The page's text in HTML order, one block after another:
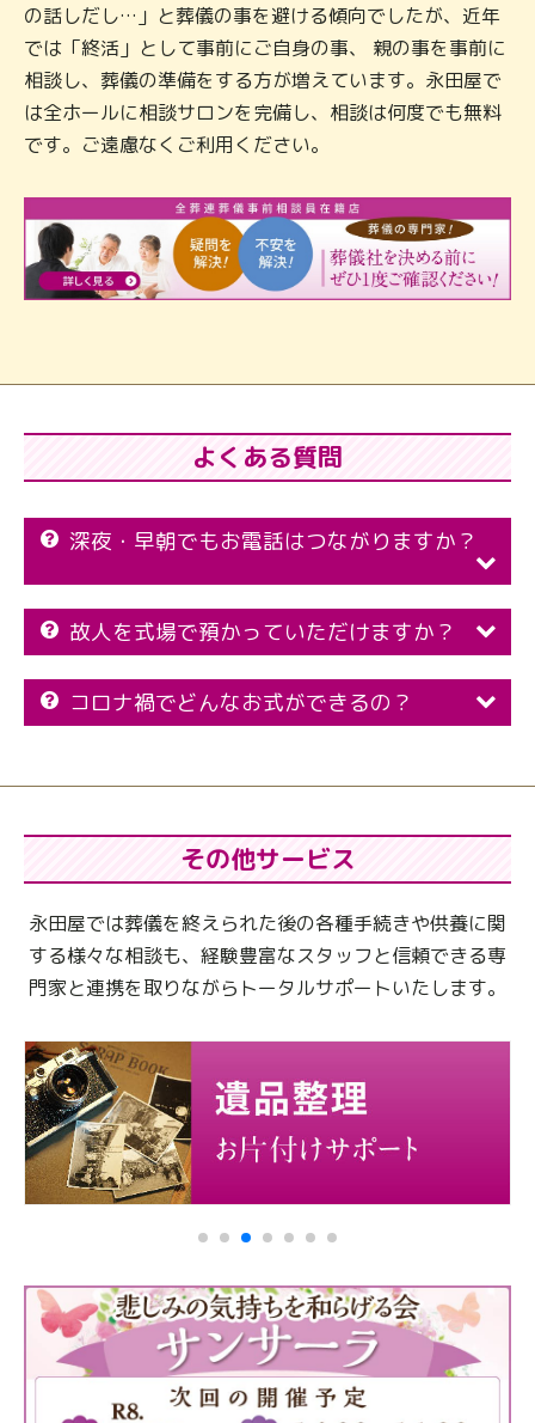
の話しだし…」と葬儀の事を避ける傾向でしたが、近年
では「終活」として事前にご自身の事、 親の事を事前に
相談し、葬儀の準備をする方が増えています。永田屋で
は全ホールに相談サロンを完備し、相談は何度でも無料
です。ご遠慮なくご利用ください。
よくある質問
深夜・早朝でもお電話はつながりますか？
故人を式場で預かっていただけますか？
コロナ禍でどんなお式ができるの？
その他サービス
永田屋では葬儀を終えられた後の各種手続きや供養に関
する様々な相談も、 経験豊富なスタッフと信頼できる専
門家と連携を取りながらトータルサポートいたします。